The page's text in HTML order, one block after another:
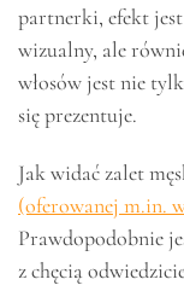
partnerki, efekt
wizualny, ale
włosów jest nie
się prezentuje.
Jak widać zalet
(oferowanej m.in.
Prawdopodobnie
z chęcią